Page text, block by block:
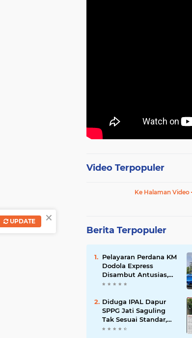
Video Terpopuler
Ke Halaman Video
Berita Terpopuler
Pelayaran Perdana KM
Dodola Express
Disambut Antusias,
Baling-Baling Segera
Diduga IPAL Dapur
SPPG Jati Saguling
Tak Sesuai Standar,
Warga Keluhkan
×
UPDATE